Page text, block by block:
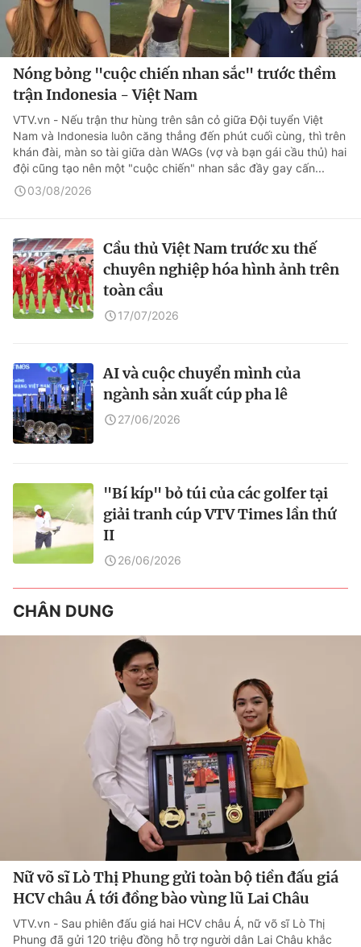
Nóng bỏng "cuộc chiến nhan sắc" trước thềm
trận Indonesia - Việt Nam
VTV.vn - Nếu trận thư hùng trên sân cỏ giữa Đội tuyển Việt
Nam và Indonesia luôn căng thẳng đến phút cuối cùng, thì trên
khán đài, màn so tài giữa dàn WAGs (vợ và bạn gái cầu thủ) hai
đội cũng tạo nên một "cuộc chiến" nhan sắc đầy gay cấn...
03/08/2026
Cầu thủ Việt Nam trước xu thế
chuyên nghiệp hóa hình ảnh trên
toàn cầu
17/07/2026
AI và cuộc chuyển mình của
ngành sản xuất cúp pha lê
27/06/2026
"Bí kíp" bỏ túi của các golfer tại
giải tranh cúp VTV Times lần thứ
II
26/06/2026
CHÂN DUNG
Nữ võ sĩ Lò Thị Phung gửi toàn bộ tiền đấu giá
HCV châu Á tới đồng bào vùng lũ Lai Châu
VTV.vn - Sau phiên đấu giá hai HCV châu Á, nữ võ sĩ Lò Thị
Phung đã gửi 120 triệu đồng hỗ trợ người dân Lai Châu khắc